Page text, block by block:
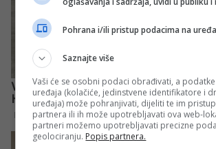
Pohrana i/ili pristup podacima na
Saznajte više
Vaši će se osobni podaci obrađivati, a
uređaja (kolačiće, jedinstvene identifikatore i
uređaja) može pohranjivati, dijeliti te im
partnera ili ih može upotrebljavati ova web-
partneri možemo upotrebljavati precizne
geolociranju. Popis partnera.